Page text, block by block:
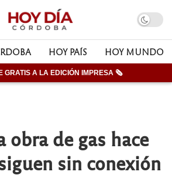
HOY PAÍS HOY MUNDO
GRATIS A LA EDICIÓN IMPRESA 🗞
obra de gas hace
sin conexión